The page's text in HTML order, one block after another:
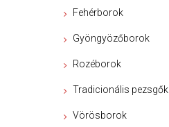
Fehérborok
Gyöngyözőborok
Rozéborok
Tradicionális pezsgők
Vörösborok